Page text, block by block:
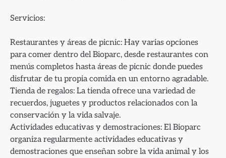
Servicios:
Restaurantes y áreas de picnic: Hay varias opciones
para comer dentro del Bioparc, desde restaurantes con
menús completos hasta áreas de picnic donde puedes
disfrutar de tu propia comida en un entorno agradable.
Tienda de regalos: La tienda ofrece una variedad de
recuerdos, juguetes y productos relacionados con la
conservación y la vida salvaje.
Actividades educativas y demostraciones: El Bioparc
organiza regularmente actividades educativas y
demostraciones que enseñan sobre la vida animal y los